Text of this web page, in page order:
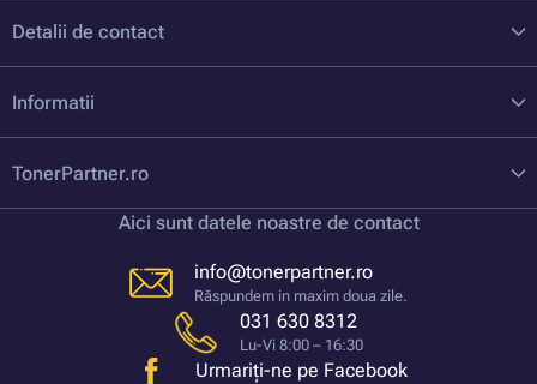
Detalii de contact
Informatii
TonerPartner.ro
Aici sunt datele noastre de contact
info@tonerpartner.ro
Răspundem in maxim doua zile.
031 630 8312
Lu-Vi 8:00 – 16:30
Urmariți-ne pe Facebook